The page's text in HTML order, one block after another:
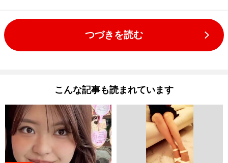
つづきを読む
こんな記事も読まれています